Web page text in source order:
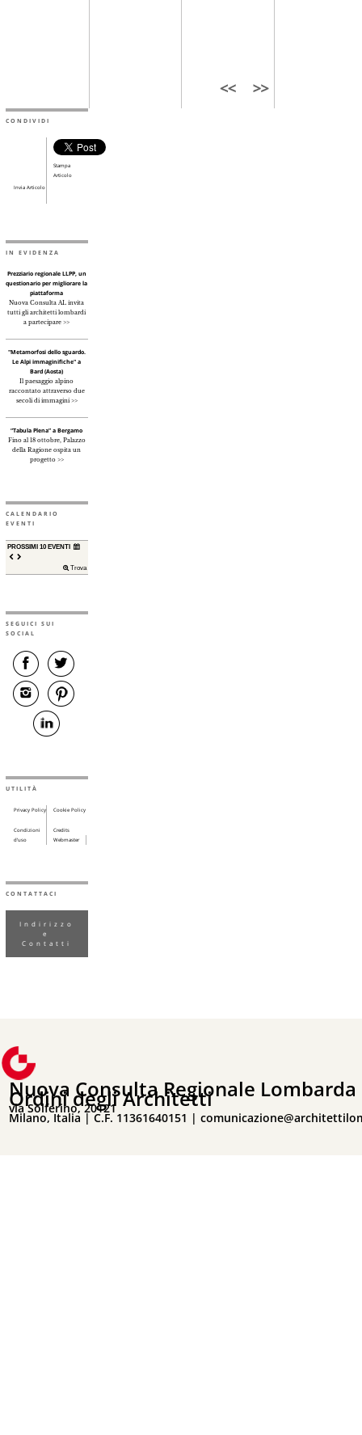
CONDIVIDI
Stampa
Articolo
Invia Articolo
IN EVIDENZA
Prezziario regionale LLPP, un
questionario per migliorare la
piattaforma
Nuova Consulta AL invita
tutti gli architetti lombardi
a partecipare >>
"Metamorfosi dello sguardo.
Le Alpi immaginifiche" a
Bard (Aosta)
Il paesaggio alpino
raccontato attraverso due
secoli di immagini >>
“Tabula Plena” a Bergamo
Fino al 18 ottobre, Palazzo
della Ragione ospita un
progetto >>
CALENDARIO
EVENTI
PROSSIMI 10 EVENTI
Trova
SEGUICI SUI
SOCIAL
UTILITÀ
Privacy Policy Cookie Policy
Condizioni
d’uso
Credits
Webmaster
CONTATTACI
Indirizzo
e
Contatti
Nuova Consulta Regionale
Ordini degli Architetti
via Solferino, 20121
Milano, Italia | C.F. 11361640151 |